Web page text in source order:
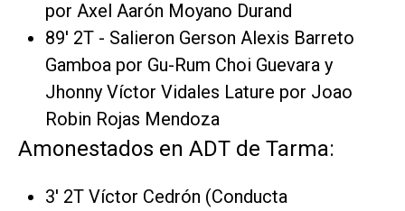
por Axel Aarón Moyano Durand
89' 2T - Salieron Gerson Alexis Barreto
Gamboa por Gu-Rum Choi Guevara y
Jhonny Víctor Vidales Lature por Joao
Robin Rojas Mendoza
Amonestados en ADT de Tarma:
3' 2T Víctor Cedrón (Conducta